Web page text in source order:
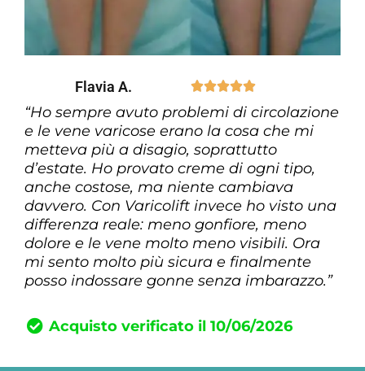
Flavia A. 
“Ho sempre avuto problemi di circolazione
e le vene varicose erano la cosa che mi
metteva più a disagio, soprattutto
d’estate. Ho provato creme di ogni tipo,
anche costose, ma niente cambiava
davvero. Con Varicolift invece ho visto una
differenza reale: meno gonfiore, meno
dolore e le vene molto meno visibili. Ora
mi sento molto più sicura e finalmente
posso indossare gonne senza imbarazzo.”
Acquisto verificato il 10/06/2026